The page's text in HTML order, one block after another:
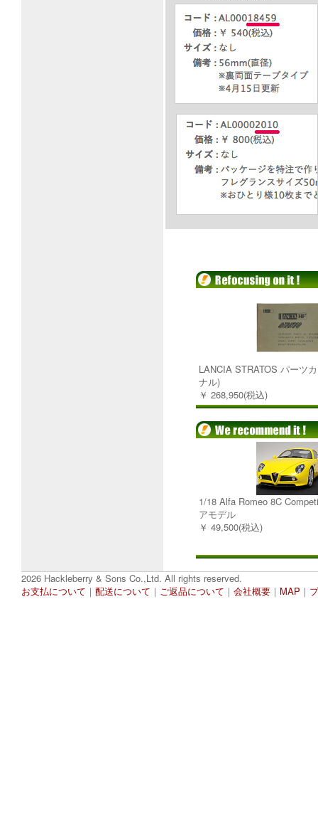
LANCIA STRATOS パーツ
ナル)
￥ 268,950(税込)
1/18 Alfa Romeo 8C
アモデル
￥ 49,500(税込)
2026 Hackleberry & Sons Co.,Ltd. All rights reserved.
お支払について ｜ 配送について ｜ ご返品について ｜ 会社概要 ｜ MAP ｜